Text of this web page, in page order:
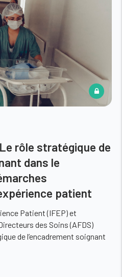
rôle stratégique de
dans le
patient
Patient (IFEP) et
des Soins (AFDS)
de l’encadrement soignant